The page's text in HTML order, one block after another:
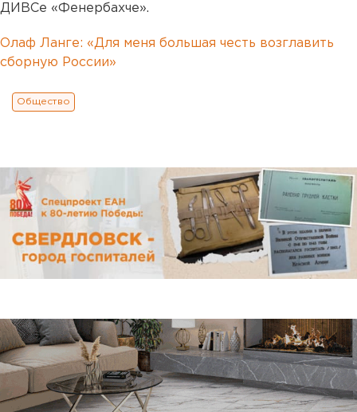
ДИВСе «Фенербахче».
Олаф Ланге: «Для меня большая честь возглавить
сборную России»
Общество